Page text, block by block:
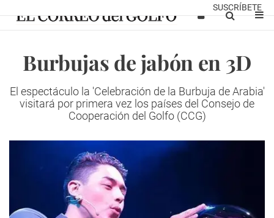
SUSCRÍBETE
Burbujas de jabón en 3D
El espectáculo la 'Celebración de la Burbuja de Arabia'
visitará por primera vez los países del Consejo de
Cooperación del Golfo (CCG)